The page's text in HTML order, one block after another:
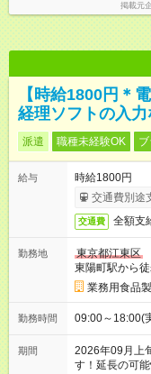
掲載元
【時給1800円＊
経理ソフトの入力
派遣 職種未経験OK
給与
時給1800円
交通費別途
交通費 全額支
勤務地
東京都江東区
東陽町駅から
業務用食品
勤務時間 09:00～18:00(
期間
2026年09月上
す！延長の可